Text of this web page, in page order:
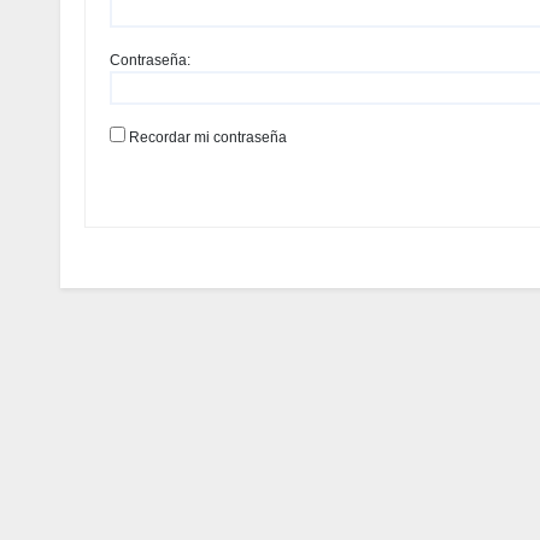
Contraseña:
Recordar mi contraseña